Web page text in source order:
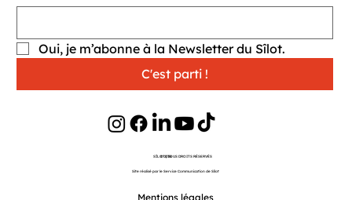
Website Originally Designed by Wix Fix
Site réalisé par le Service Communication de Sîlot
Mentions légales
© 2026
SÎLOT | TOUS DROITS RÉSERVÉS
Oui, je m’abonne à la Newsletter du Sîlot.
C'est parti !